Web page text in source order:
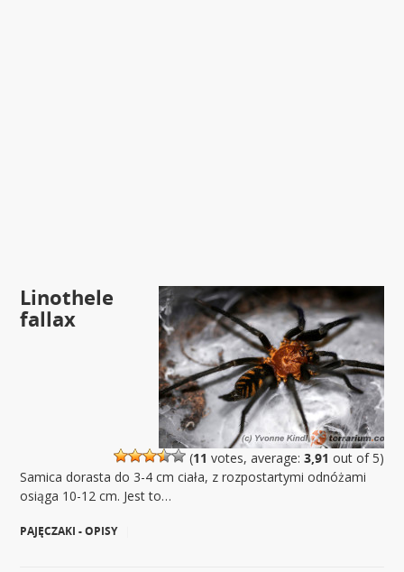
(11 votes, average: 3,91 out of 5)
Linothele
fallax
Samica dorasta do 3-4 cm ciała, z rozpostartymi odnóżami
osiąga 10-12 cm. Jest to…
PAJĘCZAKI - OPISY